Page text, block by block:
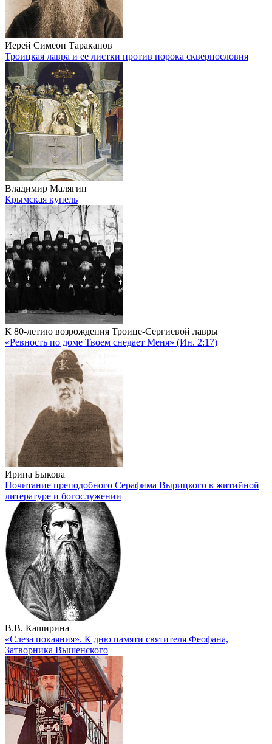
Иерей Симеон Тараканов
Троицкая лавра и ее листки против порока сквернословия
Владимир Малягин
Крымская купель
К 80-летию возрождения Троице-Сергиевой лавры
«Ревность по доме Твоем снедает Меня» (Ин. 2:17)
Ирина Быкова
Почитание преподобного Серафима Вырицкого в житийной
литературе и богослужении
В.В. Каширина
«Слеза покаяния». К дню памяти святителя Феофана,
Затворника Вышенского